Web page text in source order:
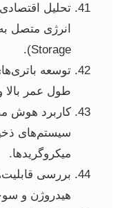
تحلیل
Storage).
طول عمر بالا
کاربرد هوش
سیستم‌های
میکروگریدها.
بررسی
هیدروژن و